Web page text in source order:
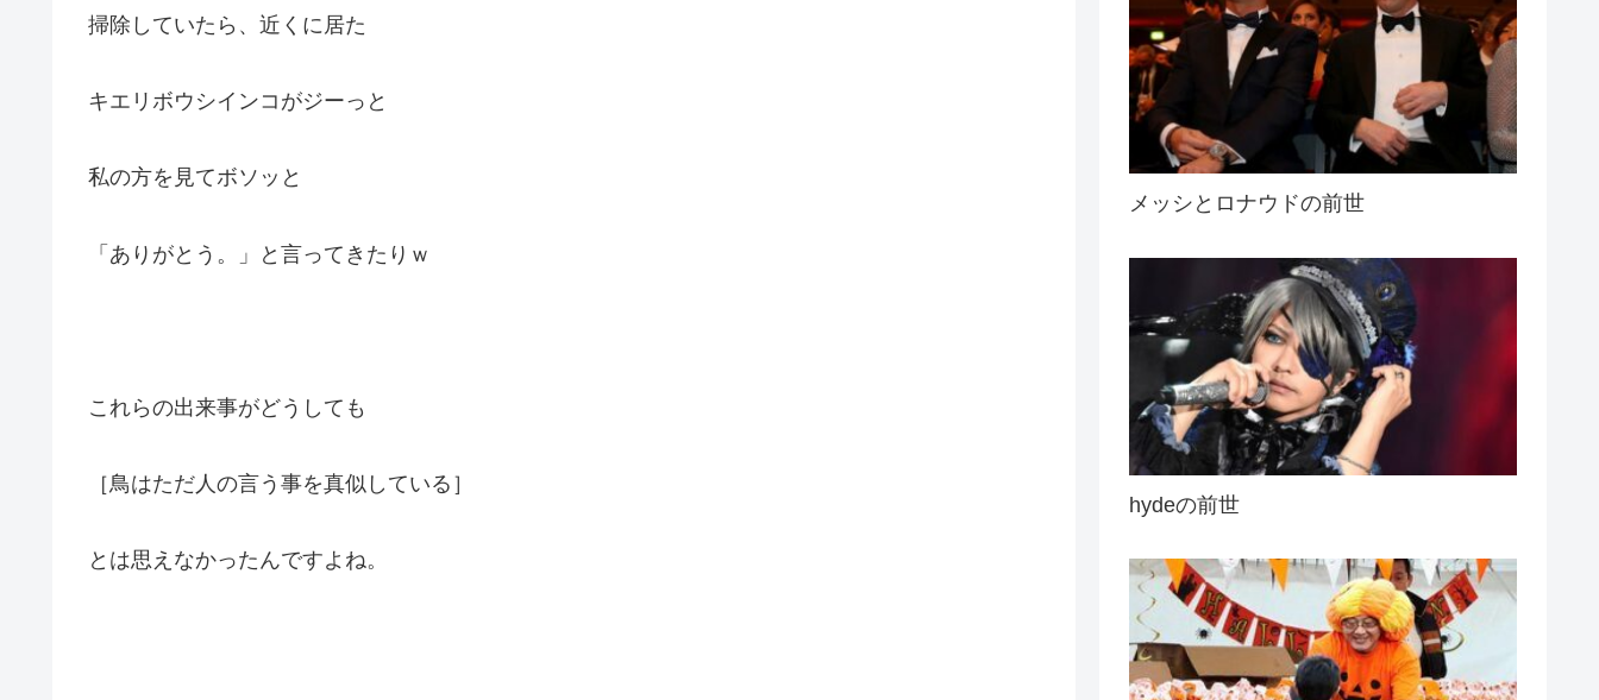
掃除していたら、近くに居た
キエリボウシインコがジーっと
私の方を見てボソッと
「ありがとう。」と言ってきたりｗ
これらの出来事がどうしても
［鳥はただ人の言う事を真似している］
とは思えなかったんですよね。
メッシとロナウドの前世
hydeの前世